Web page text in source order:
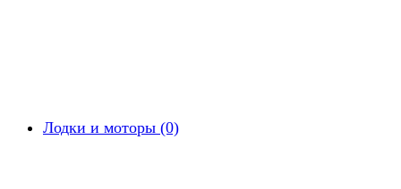
Лодки и моторы (0)